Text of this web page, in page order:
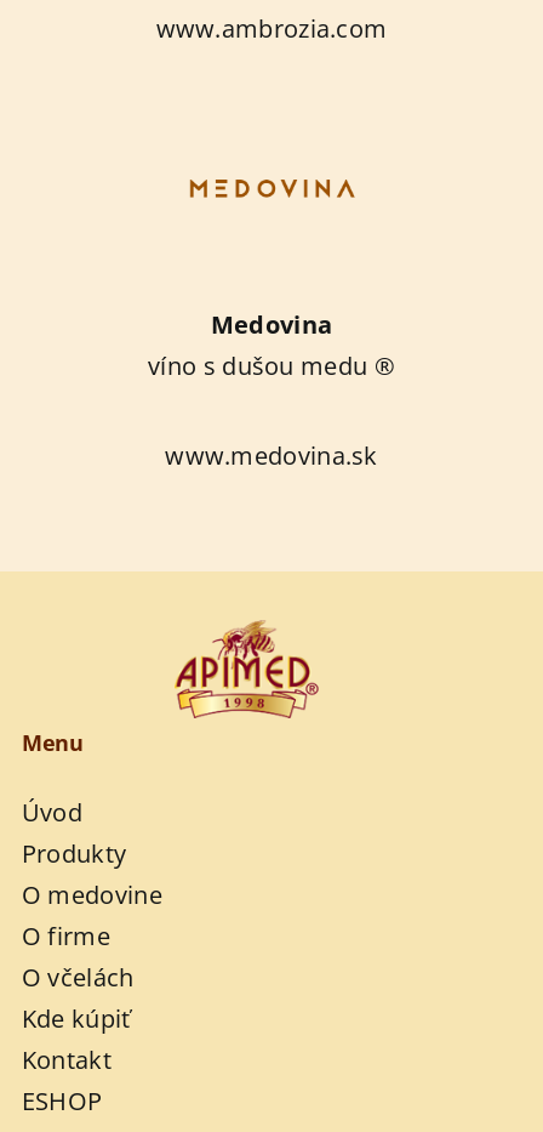
www.ambrozia.com
Medovina
víno s dušou medu ®
www.medovina.sk
Menu
Úvod
Produkty
O medovine
O firme
O včelách
Kde kúpiť
Kontakt
ESHOP